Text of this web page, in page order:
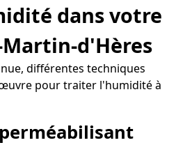
dans votre
Martin-d'Hères
différentes techniques
pour traiter l'humidité à